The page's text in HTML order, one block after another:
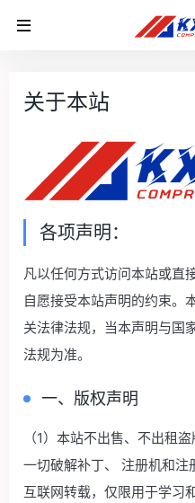
关于本站
各项声明：
凡以任何方式访问本站或直
自愿接受本站声明的约束。
关法律法规，当本声明与国
法规为准。
一、版权声明
（1）本站不出售、不出租
一切破解补丁、 注册机和
互联网转载，仅限用于学习